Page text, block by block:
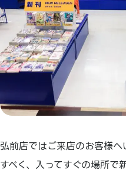
弘前店ではご来店のお客様
すべく、入ってすぐの場所